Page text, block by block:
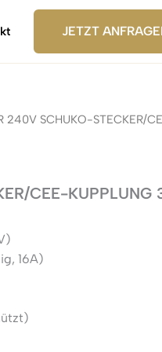
JETZT
240V SCHUKO-STECKER/
CEE-KUPPLUNG
16A)